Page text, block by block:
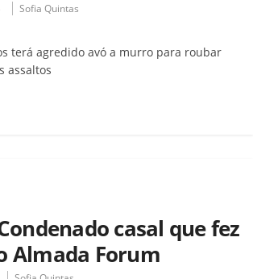
Sofia Quintas
terá agredido avó a murro para roubar
assaltos
casal que fez
Almada Forum